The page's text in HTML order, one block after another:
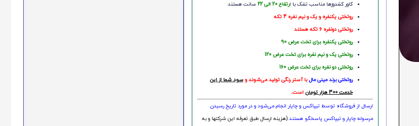
کاور کشدوزها مناسب تشک با ارتفاع 20 الی 22
سانت هستند
روتختی یکنفره و یک و نیم نفره 4 تکه
روتختی دونفره 6 تکه هستند
روتختی یکنفره برای تخت عرض 90
روتختی یک و نیم نفره برای تخت عرض 120
روتختی دو نفره برای تخت عرض 160
روتختی‌ برند مینی مالبا آستر رنگی تولید می‌شوند وسود شما از این
خدمت 300 هزار تومان
است.
ارسال از فروشگاه توسط تیپاکس و چاپار انجام می‌شود و در مورد تاریخ رسیدن
مرسوله چاپار و تیپاکس پاسخگو هستند.(هزینه ارسال طبق تعرفه این شرکتها و به